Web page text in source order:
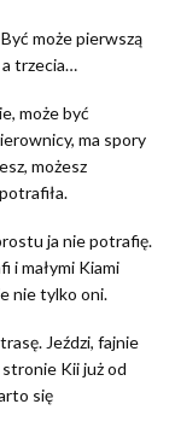
może pierwszą
a trzecia…
może być
ma spory
możesz
ja nie potrafię.
i małymi Kiami
nie tylko oni.
Jeździ, fajnie
Kii już od
się